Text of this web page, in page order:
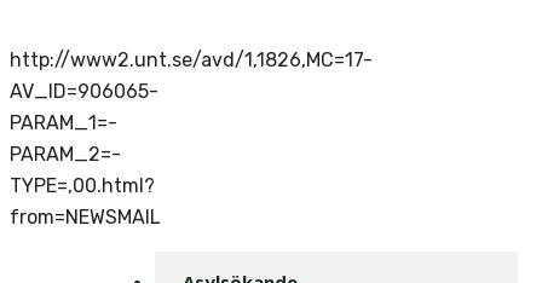
http://www2.unt.se/avd/1,1826,MC=17-
AV_ID=906065-
PARAM_1=-
PARAM_2=-
TYPE=,00.html?
from=NEWSMAIL